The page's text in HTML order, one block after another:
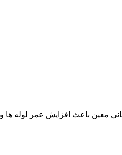
معین باعث افزایش عمر لوله ها و